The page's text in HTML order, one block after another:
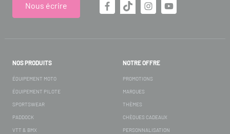
Nous écrire
NOS PRODUITS
ÉQUIPEMENT MOTO
ÉQUIPEMENT PILOTE
SPORTSWEAR
PADDOCK
VTT & BMX
NOTRE OFFRE
PROMOTIONS
MARQUES
THÈMES
CHÈQUES CADEAUX
PERSONNALISATION